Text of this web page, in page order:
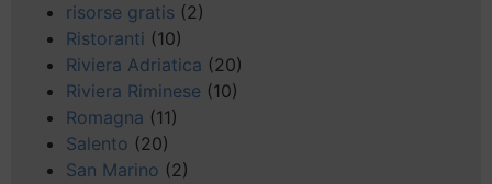
risorse gratis (2)
Ristoranti (10)
Riviera Adriatica (20)
Riviera Riminese (10)
Romagna (11)
Salento (20)
San Marino (2)